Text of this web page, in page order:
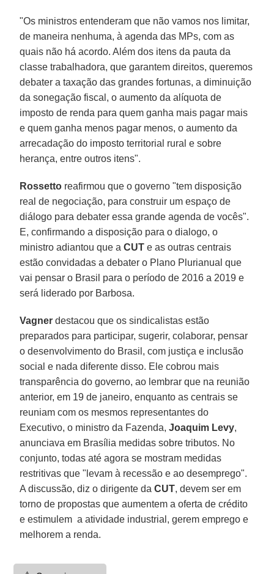
"Os ministros entenderam que não vamos nos limitar,
de maneira nenhuma, à agenda das MPs, com as
quais não há acordo. Além dos itens da pauta da
classe trabalhadora, que garantem direitos, queremos
debater a taxação das grandes fortunas, a diminuição
da sonegação fiscal, o aumento da alíquota de
imposto de renda para quem ganha mais pagar mais
e quem ganha menos pagar menos, o aumento da
arrecadação do imposto territorial rural e sobre
herança, entre outros itens".
Rossetto reafirmou que o governo "tem disposição
real de negociação, para construir um espaço de
diálogo para debater essa grande agenda de vocês".
E, confirmando a disposição para o dialogo, o
ministro adiantou que aCUT e as outras centrais
estão convidadas a debater o Plano Plurianual que
vai pensar o Brasil para o período de 2016 a 2019 e
será liderado por Barbosa.
Vagner destacou que os sindicalistas estão
preparados para participar, sugerir, colaborar, pensar
o desenvolvimento do Brasil, com justiça e inclusão
social e nada diferente disso. Ele cobrou mais
transparência do governo, ao lembrar que na reunião
anterior, em 19 de janeiro, enquanto as centrais se
reuniam com os mesmos representantes do
Executivo, o ministro da Fazenda, Joaquim Levy,
anunciava em Brasília medidas sobre tributos. No
conjunto, todas até agora se mostram medidas
restritivas que "levam à recessão e ao desemprego".
A discussão, diz o dirigente daCUT, devem ser em
torno de propostas que aumentem a oferta de crédito
e estimulem a atividade industrial, gerem emprego e
melhorem a renda.